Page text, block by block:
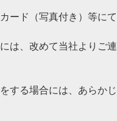
ード（写真付き）等にて
は、改めて当社よりご連
する場合には、あらかじ